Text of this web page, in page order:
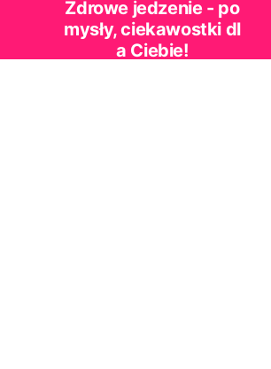
Zdrowe jedzenie - po
mysły, ciekawostki dl
a Ciebie!